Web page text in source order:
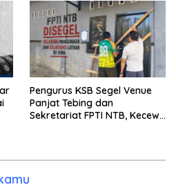
Pengurus KSB Segel Venue
Panjat Tebing dan
Sekretariat FPTI NTB, Kecewa